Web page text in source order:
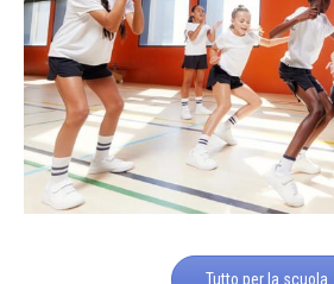
Tutto per la scuola